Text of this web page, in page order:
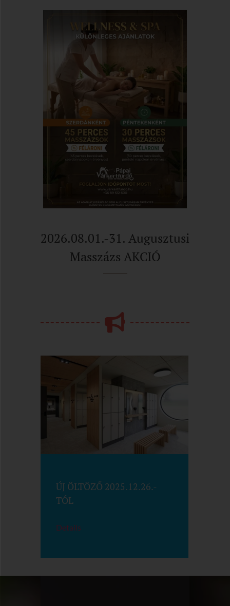
2026.08.01.-31. Augusztusi
Masszázs AKCIÓ
ÚJ ÖLTÖZŐ 2025.12.26.-
TÓL
Details